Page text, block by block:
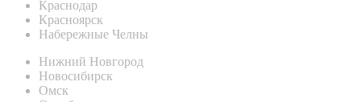
Краснодар
Красноярск
Набережные Челны
Нижний Новгород
Новосибирск
Омск